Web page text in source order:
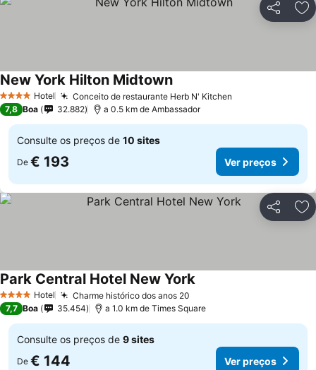
Partilhar
4 EstrelasHotel Conceito de restaurante Herb N' Kitchen
New York Hilton Midtown
7,8 Boa 32.882 a 0.5 km de Ambassador
Consulte os preços de 10 sites
De € 193 Ver preços
Partilhar
4 EstrelasHotel Charme histórico dos anos 20
Park Central Hotel New York
7,7 Boa 35.454 a 1.0 km de Times Square
Consulte os preços de 9 sites
De € 144 Ver preços